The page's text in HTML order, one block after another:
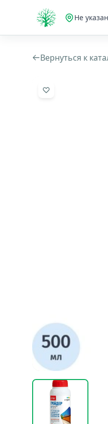
Не
Вернуться к